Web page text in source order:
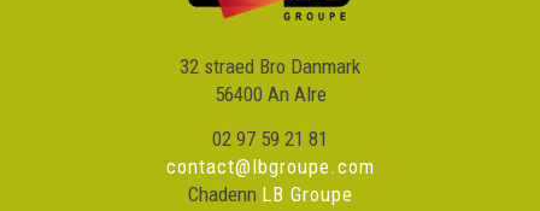
32 straed Bro Danmark
56400 An Alre
02 97 59 21 81
contact@lbgroupe.com
Chadenn LB Groupe